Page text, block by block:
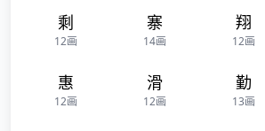
剩
12画
寨
14画
翔
12画
惠
12画
滑
12画
勤
13画